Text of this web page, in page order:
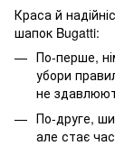
Краса й
шапок Bugatti:
По-перше,
убори
не
По-друге,
але стає